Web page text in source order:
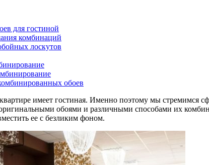
для гостиной
комбинаций
лоскутов
обоев
имеет гостиная. Именно поэтому мы стремимся
обоями и различными способами их
ее с безликим фоном.